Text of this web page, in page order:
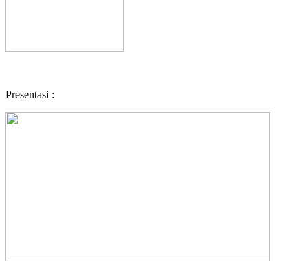
Presentasi :